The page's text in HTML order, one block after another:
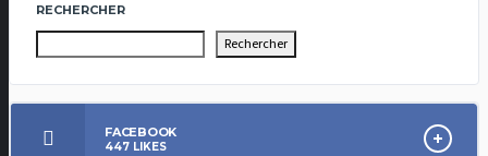
RECHERCHER
Rechercher
FACEBOOK
447 LIKES